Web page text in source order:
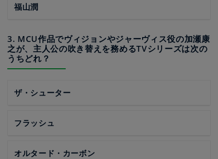
福山潤
3. MCU作品でヴィジョンやジャーヴィス役の加瀬康
之が、主人公の吹き替えを務めるTVシリーズは次の
うちどれ？
ザ・シューター
フラッシュ
オルタード・カーボン